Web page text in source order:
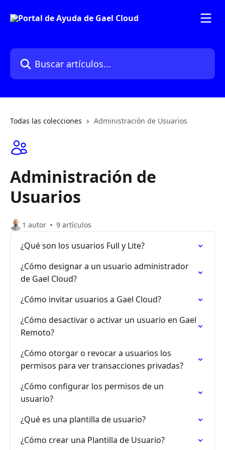
Buscar artículos...
Todas las colecciones Administración de Usuarios
Administración de
Usuarios
1 autor 9 artículos
¿Qué son los usuarios Full y Lite?
¿Cómo designar a un usuario administrador
de Gael Cloud?
¿Cómo invitar usuarios a Gael Cloud?
¿Cómo desactivar o activar un usuario en Gael
Remoto?
¿Cómo otorgar o revocar a usuarios los
permisos para ver transacciones privadas?
¿Cómo configurar los permisos de un
usuario?
¿Qué es una plantilla de usuario?
¿Cómo crear una Plantilla de Usuario?